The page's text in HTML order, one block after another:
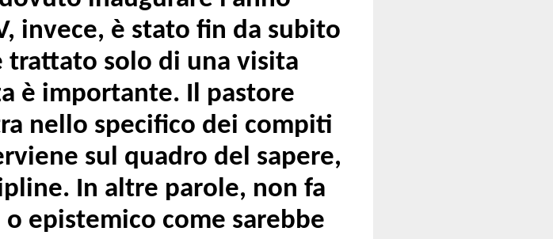
invece, è stato fin da subito
trattato solo di una visita
è importante. Il pastore
nello specifico dei compiti
sul quadro del sapere,
In altre parole, non fa
epistemico come sarebbe